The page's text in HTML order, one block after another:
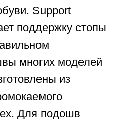
Support
поддержку стопы
многих моделей
из
Для подошв